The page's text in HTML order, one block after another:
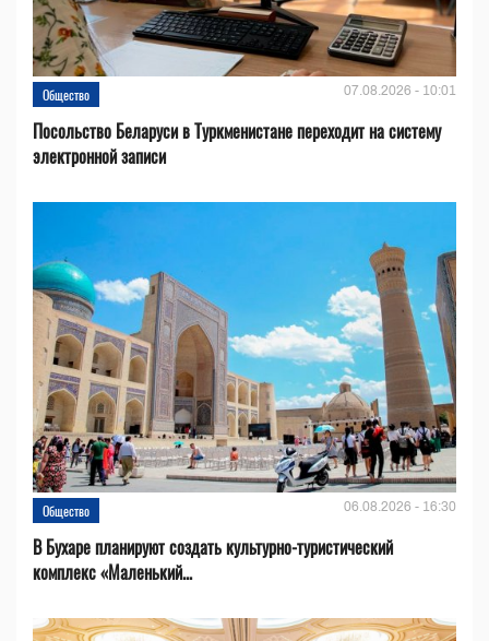
Общество 07.08.2026 - 10:01
Посольство Беларуси в Туркменистане переходит на систему
электронной записи
Общество 06.08.2026 - 16:30
В Бухаре планируют создать культурно-туристический
комплекс «Маленький...